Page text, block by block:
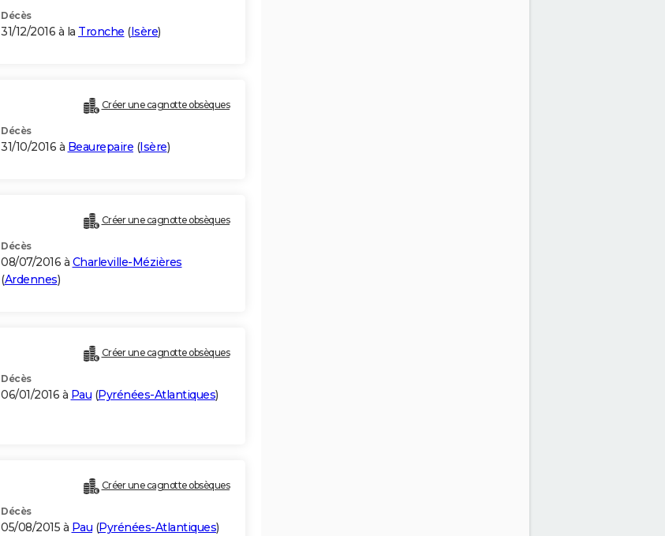
Décès
31/12/2016 à la Tronche (Isère)
Créer une cagnotte obsèques
Décès
31/10/2016 à Beaurepaire (Isère)
Créer une cagnotte obsèques
Décès
08/07/2016 à Charleville-Mézières
(Ardennes)
Créer une cagnotte obsèques
Décès
06/01/2016 à Pau (Pyrénées-Atlantiques)
Créer une cagnotte obsèques
Décès
05/08/2015 à Pau (Pyrénées-Atlantiques)